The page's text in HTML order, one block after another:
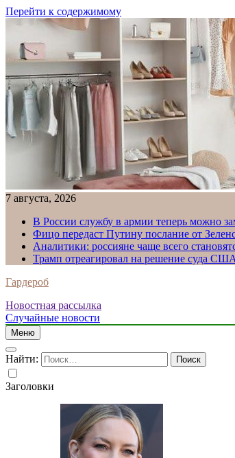
Перейти к содержимому
7 августа, 2026
В России службу в армии теперь можно
Фицо передаст Путину послание от
Аналитики: россияне чаще всего
Трамп отреагировал на решение суда
Гардероб
Новостная рассылка
Случайные новости
Меню
Найти:
Заголовки